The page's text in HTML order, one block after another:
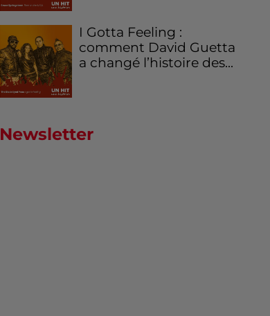
I Gotta Feeling :
comment David Guetta
a changé l’histoire des...
Newsletter